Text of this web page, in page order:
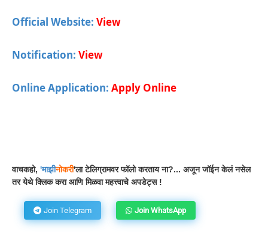
Official Website: View
Notification: View
Online Application: Apply Online
वाचकहो, 'माझीनोकरी'ला टेलिग्रामवर फॉलो करताय ना?... अजून जॉईन केलं नसेल
तर येथे क्लिक करा आणि मिळवा महत्त्वाचे अपडेट्स !
Join Telegram Join WhatsApp